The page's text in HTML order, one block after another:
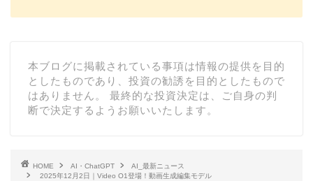
本ブログに掲載されている事項は情報の提供を目的
としたものであり、投資の勧誘を目的としたもので
はありません。 最終的な投資決定は、ご自身の判
断で決定するようお願いいたします。
HOME AI・ChatGPT
AI_最新ニュース
2025年12月2日｜Video O1登場！動画生成編集モデル